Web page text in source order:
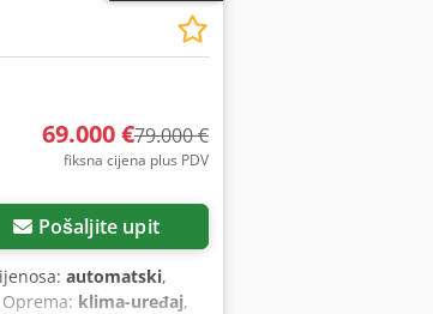
69.000 €79.000 €
fiksna cijena plus PDV
Pošaljite upit
automatski,
Oprema: klima-uređaj,